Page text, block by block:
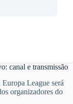
canal e transmissão
League será
organizadores do